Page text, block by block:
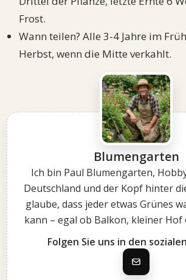
Frost.
Wann teilen? Alle 3-4 Jahre im
Herbst, wenn die Mitte verkahlt.
Blumengarten
Ich bin Paul Blumengarten,
Deutschland und der Kopf hinter
glaube, dass jeder etwas Grünes
kann – egal ob Balkon, kleiner
Folgen Sie uns in den